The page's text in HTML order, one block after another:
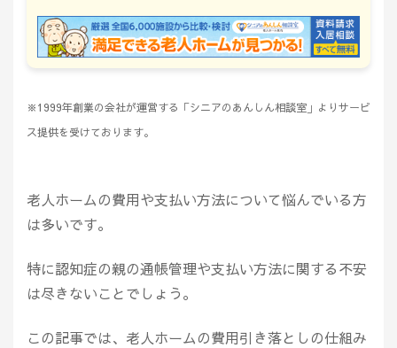
※1999年創業の会社が運営する「シニアのあんしん相談室」よりサービ
ス提供を受けております。
老人ホームの費用や支払い方法について悩んでいる方
は多いです。
特に認知症の親の通帳管理や支払い方法に関する不安
は尽きないことでしょう。
この記事では、老人ホームの費用引き落としの仕組み